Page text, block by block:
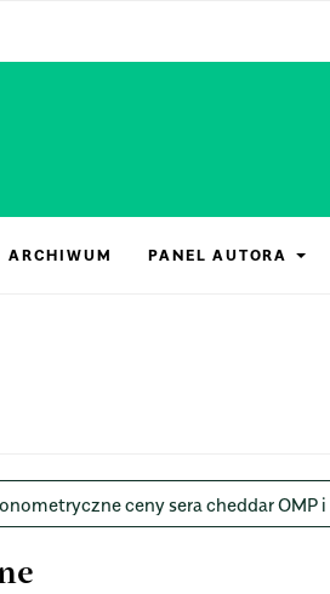
ARCHIWUM PANEL AUTORA